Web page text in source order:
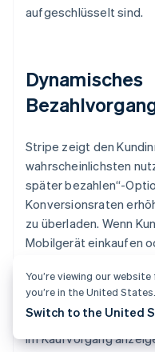
aufgeschlüsselt sind.
Dynamisches
Stripe zeigt den
wahrscheinlichsten
später bezahlen“-
Konversionsraten
zu überladen. Wenn
Mobilgerät einkaufen
können die KI-
bezahlen“ als
priorisieren.
bezahlen“-Angebote
im Kaufvorgang
You’re viewing our
you’re in the United States.
Switch to the United